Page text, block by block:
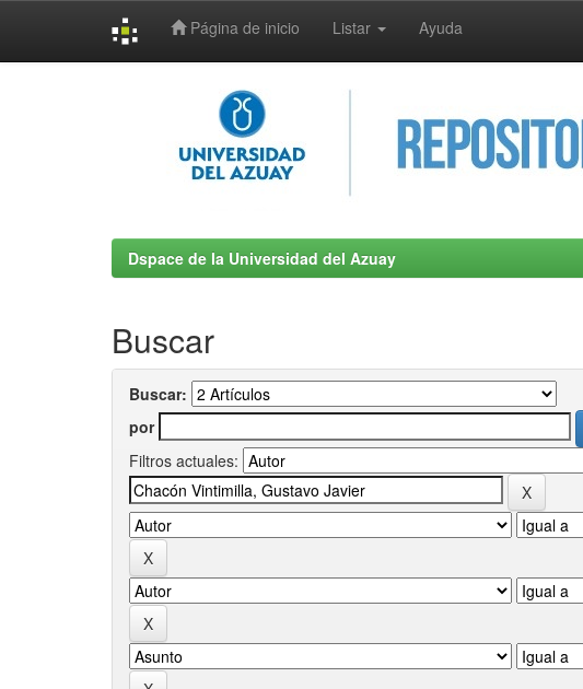
Página de inicio Listar Ayuda
Dspace de la Universidad del Azuay
Buscar
Buscar:
por
Filtros actuales: